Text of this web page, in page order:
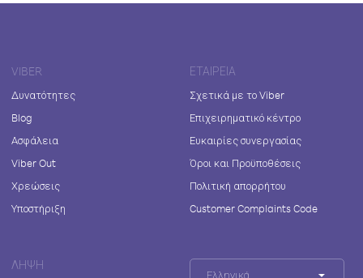
VIBER
Δυνατότητες
Blog
Ασφάλεια
Viber Out
Χρεώσεις
Υποστήριξη
ΕΤΑΙΡΕΊΑ
Σχετικά με το Viber
Επιχειρηματικό κέντρο
Ευκαιρίες συνεργασίας
Όροι και Προϋποθέσεις
Πολιτική απορρήτου
Customer Complaints Code
ΛΉΨΗ
Ελληνικά